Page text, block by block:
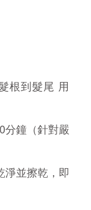
根到髮尾 用
分鐘（針對嚴
淨並擦乾，即